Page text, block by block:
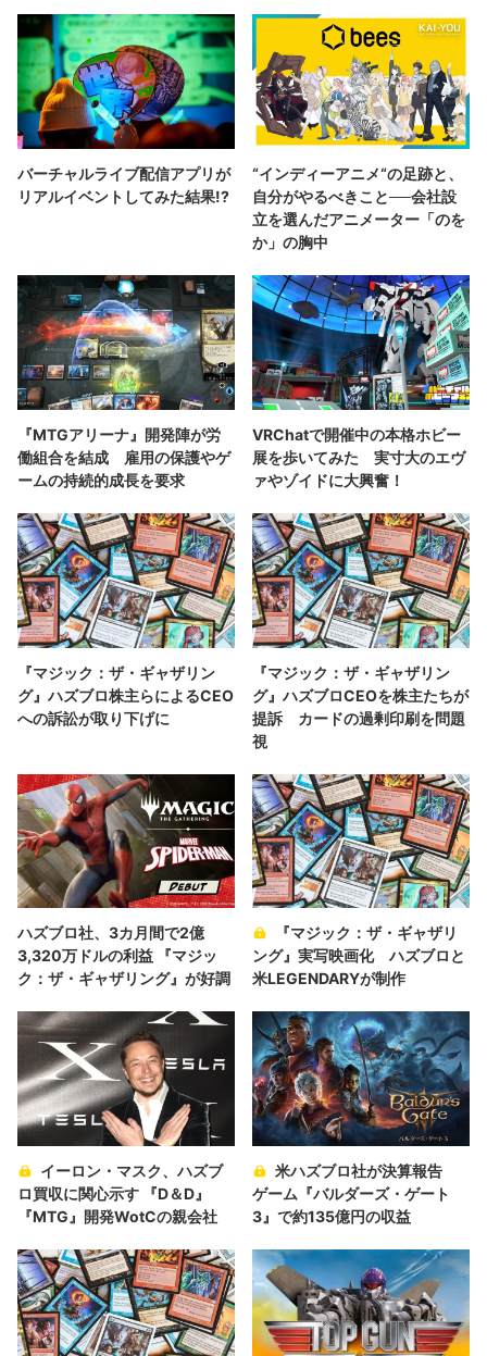
バーチャルライブ配信アプリが
リアルイベントしてみた結果!?
“インディーアニメ“の足跡と、
自分がやるべきこと──会社設
立を選んだアニメーター「のを
か」の胸中
『MTGアリーナ』開発陣が労
働組合を結成 雇用の保護やゲ
ームの持続的成長を要求
VRChatで開催中の本格ホビー
展を歩いてみた 実寸大のエヴ
ァやゾイドに大興奮！
『マジック：ザ・ギャザリン
グ』ハズブロ株主らによるCEO
への訴訟が取り下げに
『マジック：ザ・ギャザリン
グ』ハズブロCEOを株主たちが
提訴 カードの過剰印刷を問題
視
ハズブロ社、3カ月間で2億
3,320万ドルの利益 『マジッ
ク：ザ・ギャザリング』が好調
『マジック：ザ・ギャザリ
ング』実写映画化 ハズブロと
米LEGENDARYが制作
イーロン・マスク、ハズブ
ロ買収に関心示す 『D＆D』
『MTG』開発WotCの親会社
米ハズブロ社が決算報告
ゲーム『バルダーズ・ゲート
3』で約135億円の収益